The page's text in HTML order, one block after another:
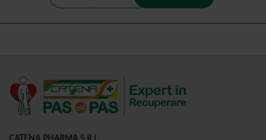
CATENA PHARMA S.R.L.